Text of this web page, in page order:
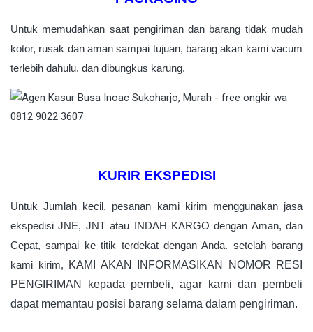
Untuk memudahkan saat pengiriman dan barang tidak mudah
kotor, rusak dan aman sampai tujuan, barang akan kami vacum
terlebih dahulu, dan dibungkus karung.
KURIR EKSPEDISI
Untuk Jumlah kecil, pesanan kami kirim menggunakan jasa
ekspedisi JNE, JNT atau INDAH KARGO dengan Aman, dan
Cepat, sampai ke titik terdekat dengan Anda. setelah barang
kami kirim, KAMI AKAN INFORMASIKAN NOMOR RESI
PENGIRIMAN kepada pembeli, agar kami dan pembeli
dapat memantau posisi barang selama dalam pengiriman.